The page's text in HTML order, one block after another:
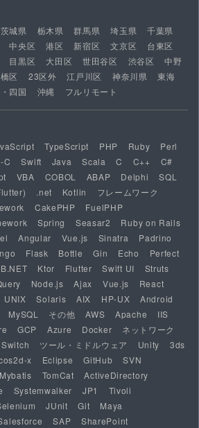
茨城県 栃木県 群馬県 埼玉県
千葉県
中央区 港区 新宿区 文京区
台東区
目黒区 大田区 世田谷区 渋谷区
中野
区 23区外 江戸川区 神奈川県
東海
四国 沖縄 フルリモート
TypeScript PHP Ruby
Perl
C Swift Java Scala C C++
C#
VBA COBOL ABAP Delphi
SQL
.net Kotlin
フレームワーク
CakePHP
FuelPHP
Spring Seasar2
Ruby on Rails
Angular Vue.js Sinatra
Padrino
Flask Bottle Gin Echo
Perfect
Ktor Flutter Swift UI
Struts
Node.js Ajax Vue.js
React
UNIX Solaris AIX HP-UX
Android
MySQL その他 AWS Apache
IIS
GCP Azure Docker
ネットワーク
ツール・ミドルウェア Unity
3ds
x Eclipse GitHub
SVN
Mybatis TomCat
ActiveDirectory
Systemwalker JP1
Tivoli
JUnit Git
Maya
SAP SharePoint